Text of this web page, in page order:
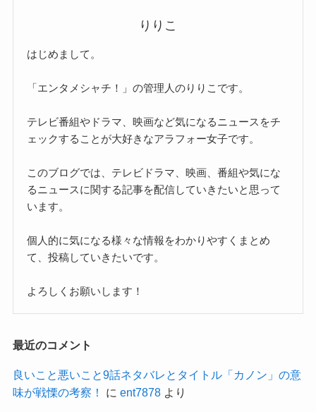
りりこ
はじめまして。
「エンタメシャチ！」の管理人のりりこです。
テレビ番組やドラマ、映画など気になるニュースをチ
ェックすることが大好きなアラフォー女子です。
このブログでは、テレビドラマ、映画、番組や気にな
るニュースに関する記事を配信していきたいと思って
います。
個人的に気になる様々な情報をわかりやすくまとめ
て、投稿していきたいです。
よろしくお願いします！
最近のコメント
良いこと悪いこと9話ネタバレとタイトル「カノン」の意
味が戦慄の考察！
に ent7878より